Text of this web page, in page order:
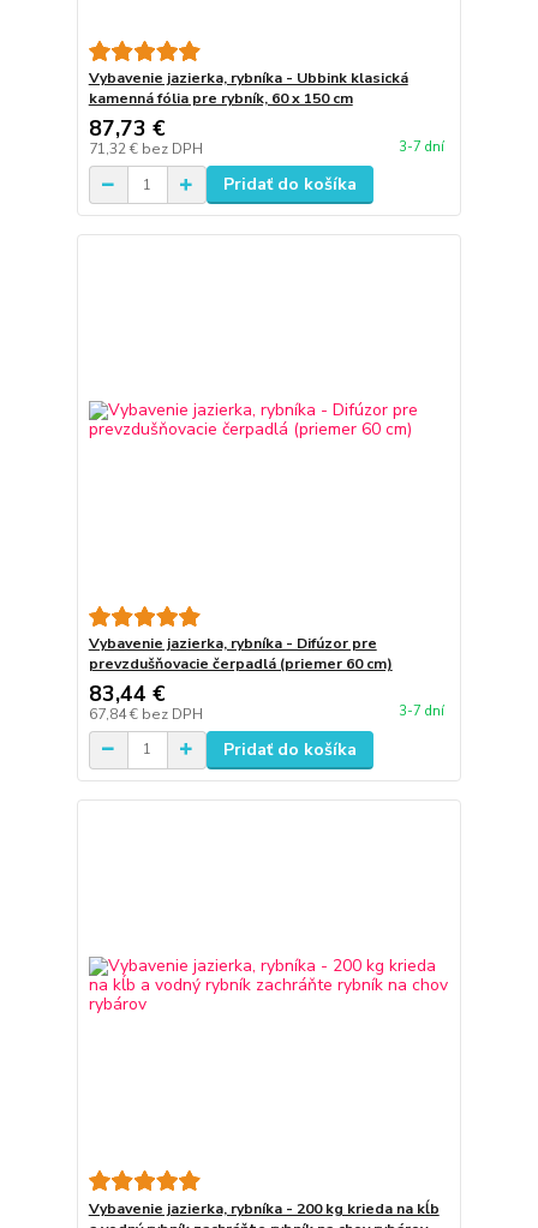
Vybavenie jazierka, rybníka - Ubbink klasická
kamenná fólia pre rybník, 60 x 150 cm
87,73 €
71,32 € bez DPH 3-7 dní
Pridať do košíka
Vybavenie jazierka, rybníka - Difúzor pre
prevzdušňovacie čerpadlá (priemer 60 cm)
83,44 €
67,84 € bez DPH 3-7 dní
Pridať do košíka
Vybavenie jazierka, rybníka - 200 kg krieda na kĺb